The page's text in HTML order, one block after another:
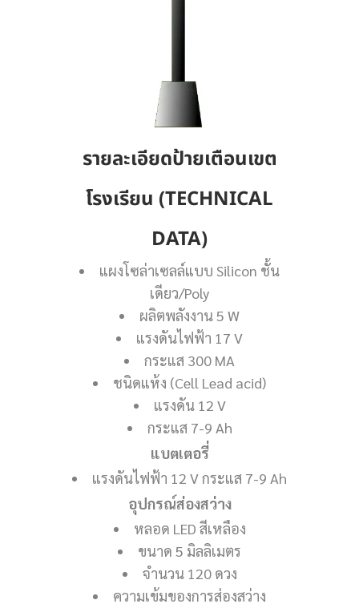
รายละเอียดป้ายเตือนเขต
โรงเรียน (TECHNICAL
DATA)
แผงโซล่าเซลล์แบบ Silicon ชั้น
เดียว/Poly
ผลิตพลังงาน 5 W
แรงดันไฟฟ้า 17 V
กระแส 300 MA
ชนิดแห้ง (Cell Lead acid)
แรงดัน 12 V
กระแส 7-9 Ah
แบตเตอรี่
แรงดันไฟฟ้า 12 V กระแส 7-9 Ah
อุปกรณ์ส่องสว่าง
หลอด LED สีเหลือง
ขนาด 5 มิลลิเมตร
จำนวน 120 ดวง
ความเข้มของการส่องสว่าง